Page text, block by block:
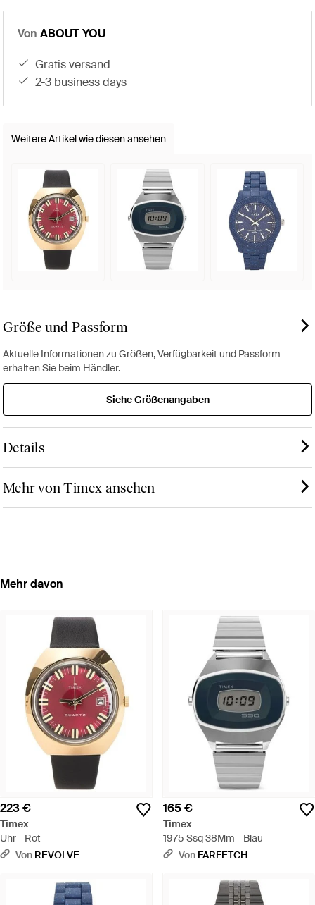
Von ABOUT YOU
gratis versand
2-3 business days
Weitere Artikel wie diesen ansehen
Größe und Passform
Aktuelle Informationen zu Größen, Verfügbarkeit und Passform
erhalten Sie beim Händler.
Siehe Größenangaben
Details
Mehr von Timex ansehen
Mehr davon
223 €
Timex
Uhr - Rot
Von REVOLVE
165 €
Timex
1975 Ssq 38Mm - Blau
Von FARFETCH